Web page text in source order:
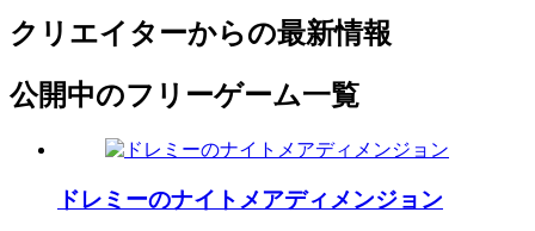
クリエイターからの最新情報
公開中のフリーゲーム一覧
ドレミーのナイトメアディメンジョン